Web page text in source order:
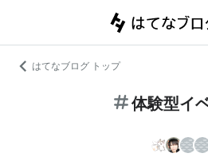
はてなブログ トップ
体験型イ